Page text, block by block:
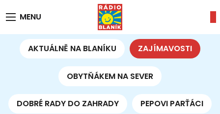
MENU
AKTUÁLNĚ NA BLANÍKU ZAJÍMAVOSTI
OBYTŇÁKEM NA SEVER
DOBRÉ RADY DO ZAHRADY PEPOVI PARŤÁCI